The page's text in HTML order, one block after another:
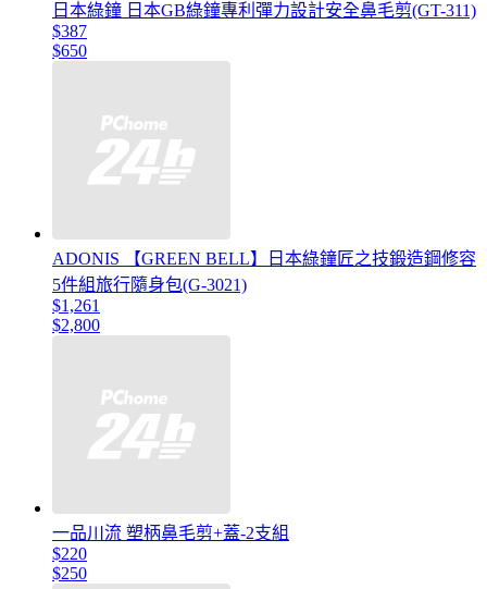
日本綠鐘 日本GB綠鐘專利彈力設計安全鼻毛剪(GT-311)
$387
$650
ADONIS 【GREEN BELL】日本綠鐘匠之技鍛造鋼修容
5件組旅行隨身包(G-3021)
$1,261
$2,800
一品川流 塑柄鼻毛剪+蓋-2支組
$220
$250